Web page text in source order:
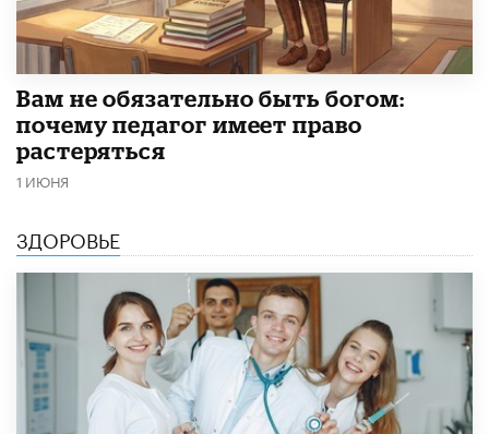
​Вам не обязательно быть богом:
почему педагог имеет право
растеряться
1 ИЮНЯ
ЗДОРОВЬЕ